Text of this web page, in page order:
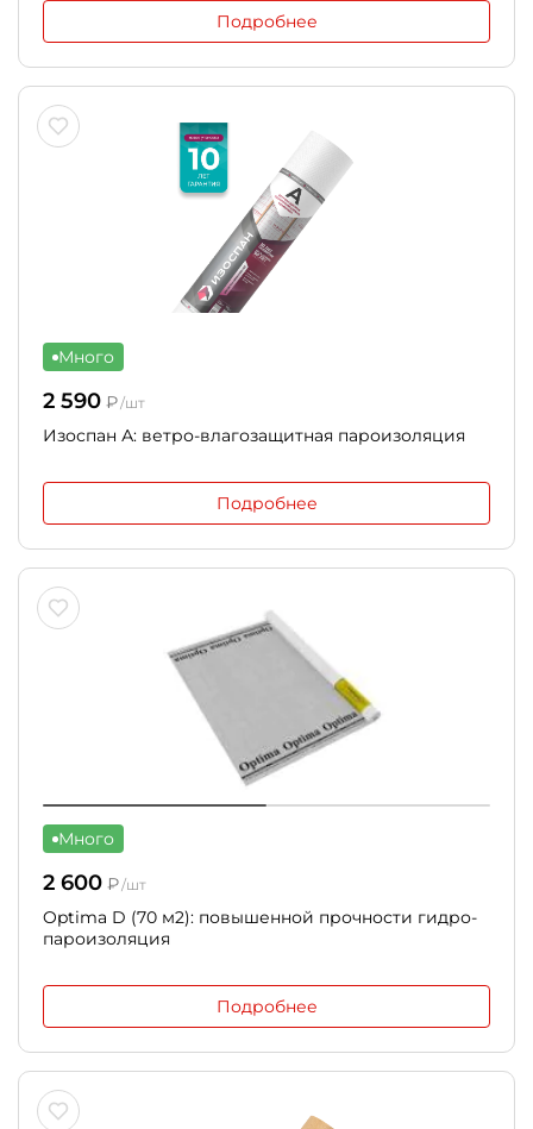
Подробнее
Много
2 590 ₽/шт
Изоспан А: ветро-влагозащитная пароизоляция
Подробнее
Много
2 600 ₽/шт
Optima D (70 м2): повышенной прочности гидро-
пароизоляция
Подробнее